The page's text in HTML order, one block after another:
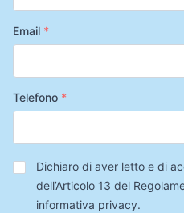
Email *
Telefono *
Privacy*
Dichiaro di aver letto e di
dell’Articolo 13 del
informativa privacy.